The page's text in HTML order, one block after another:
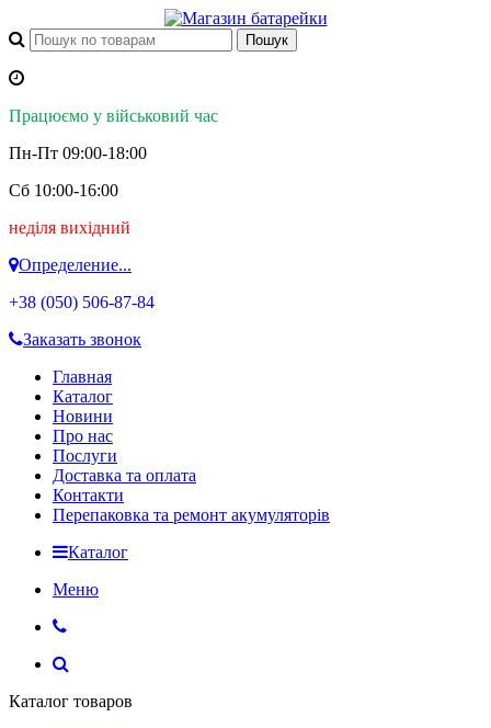
Працюємо у військовий час
Пн-Пт 09:00-18:00
Сб 10:00-16:00
неділя вихідний
Определение...
+38 (050) 506-87-84
Заказать звонок
Главная
Каталог
Новини
Про нас
Послуги
Доставка та оплата
Контакти
Перепаковка та ремонт акумуляторів
Каталог
Меню
Каталог товаров